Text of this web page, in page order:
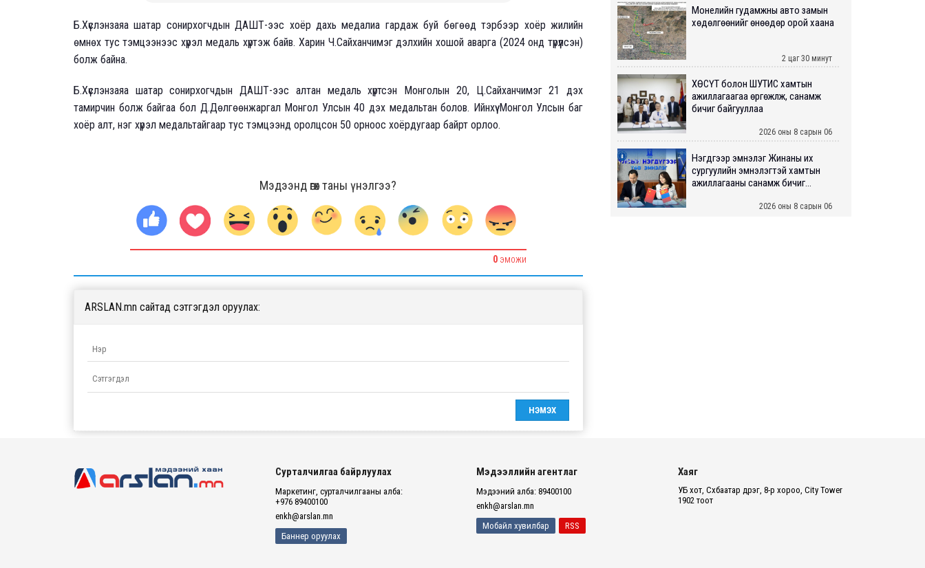
Б.Хүслэнзаяа шатар сонирхогчдын ДАШТ-ээс хоёр дахь медалиа гардаж буй бөгөөд тэрбээр хоёр жилийн
өмнөх тус тэмцээнээс хүрэл медаль хүртэж байв. Харин Ч.Сайханчимэг дэлхийн хошой аварга (2024 онд түрүүлсэн)
болж байна.
Б.Хүслэнзаяа шатар сонирхогчдын ДАШТ-ээс алтан медаль хүртсэн Монголын 20, Ц.Сайханчимэг 21 дэх
тамирчин болж байгаа бол Д.Дөлгөөнжаргал Монгол Улсын 40 дэх медальтан болов. Ийнхүү Монгол Улсын баг
хоёр алт, нэг хүрэл медальтайгаар тус тэмцээнд оролцсон 50 орноос хоёрдугаар байрт орлоо.
Мэдээнд өгөх таны үнэлгээ?
0 ЭМОЖИ
ARSLAN.mn сайтад сэтгэгдэл оруулах:
Монелийн гудамжны авто замын
хөдөлгөөнийг өнөөдөр орой хаана
2 цаг 30 минут
ХӨСҮТ болон ШУТИС хамтын
ажиллагаагаа өргөжүүлж, санамж
бичиг байгууллаа
2026 оны 8 сарын 06
Нэгдүгээр эмнэлэг Жинаны их
сургуулийн эмнэлэгтэй хамтын
ажиллагааны санамж бичиг...
2026 оны 8 сарын 06
бодлогын хомсдол
Сурталчилгаа байрлуулах
Маркетинг, сурталчилгааны алба:
+976 89400100
enkh@arslan.mn
Баннер оруулах
Мэдээллийн агентлаг
Мэдээний алба: 89400100
enkh@arslan.mn
Мобайл хувилбар
RSS
Хаяг
УБ хот, Сүхбаатар дүүрэг, 8-р хороо, City Tower
1902 тоот